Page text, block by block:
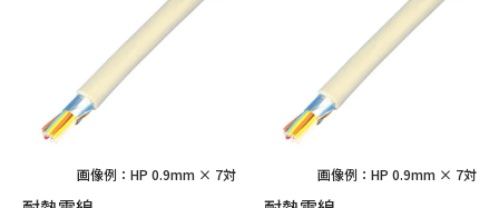
画像例：HP 0.9mm × 7対 画像例：HP 0.9mm × 7対